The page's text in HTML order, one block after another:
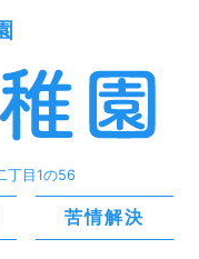
丁目1の56
苦情解決